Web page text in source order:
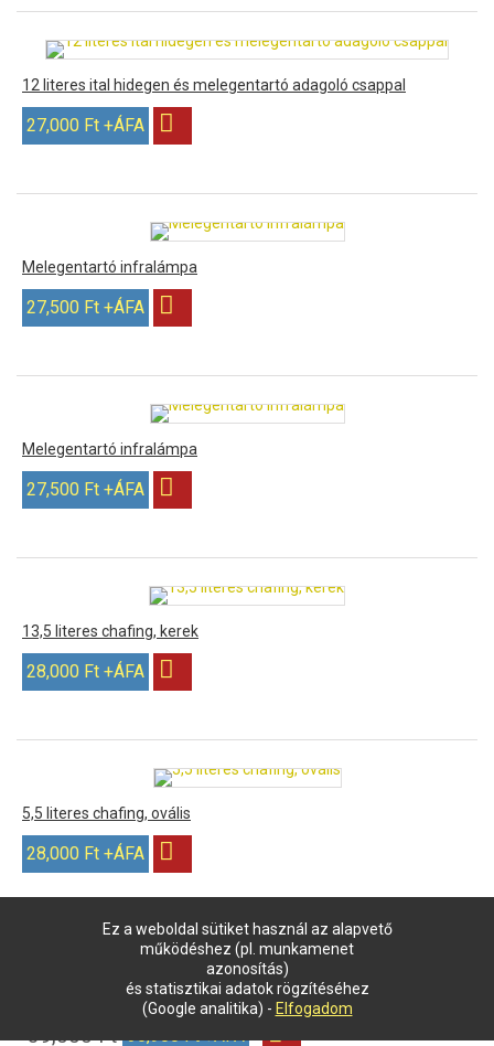
Ez a weboldal sütiket használ az alapvető
működéshez (pl. munkamenet
azonosítás)
és statisztikai adatok rögzítéséhez
(Google analitika) - Elfogadom
12 literes ital hidegen és melegentartó adagoló csappal
27,000 Ft +ÁFA
Melegentartó infralámpa
27,500 Ft +ÁFA
Melegentartó infralámpa
27,500 Ft +ÁFA
13,5 literes chafing, kerek
28,000 Ft +ÁFA
5,5 literes chafing, ovális
28,000 Ft +ÁFA
8,5 literes elektromos leveses chafing - a készlet erejéig
39,000 Ft 30,900 Ft +ÁFA